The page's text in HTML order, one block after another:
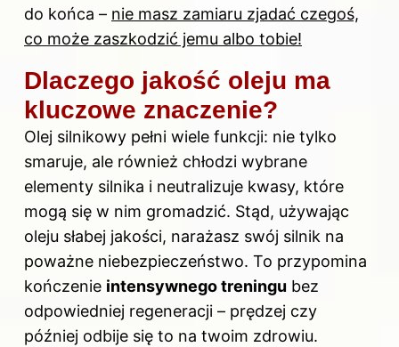
do końca – nie masz zamiaru zjadać czegoś,
co może zaszkodzić jemu albo tobie!
Dlaczego jakość oleju ma
kluczowe znaczenie?
Olej silnikowy pełni wiele funkcji: nie tylko
smaruje, ale również chłodzi wybrane
elementy silnika i neutralizuje kwasy, które
mogą się w nim gromadzić. Stąd, używając
oleju słabej jakości, narażasz swój silnik na
poważne niebezpieczeństwo. To przypomina
kończenie intensywnego treningu bez
odpowiedniej regeneracji – prędzej czy
później odbije się to na twoim zdrowiu.